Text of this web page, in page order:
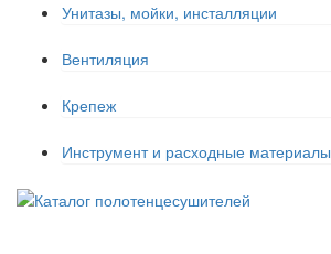
Унитазы, мойки, инсталляции
Вентиляция
Крепеж
Инструмент и расходные материалы